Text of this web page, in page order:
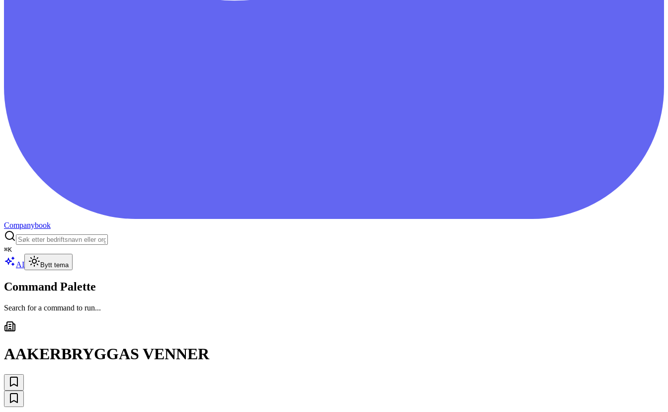
Companybook
⌘K
AI Bytt tema
Command Palette
Search for a command to run...
AAKERBRYGGAS VENNER